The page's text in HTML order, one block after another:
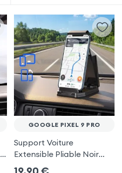
GOOGLE PIXEL 9 PRO
Support Voiture
Extensible Pliable Noir
Carbone pour Google